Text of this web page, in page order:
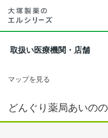
取扱い医療機関・店舗
マップを見る
どんぐり薬局あいのの